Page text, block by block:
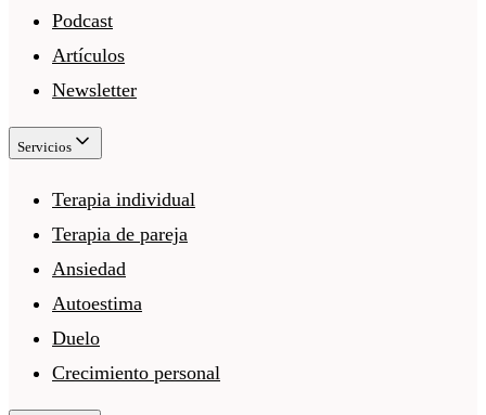
Podcast
Artículos
Newsletter
Servicios
Terapia individual
Terapia de pareja
Ansiedad
Autoestima
Duelo
Crecimiento personal